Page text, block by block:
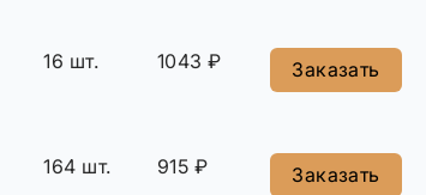
16 шт. 1043 ₽ Заказать
164 шт. 915 ₽ Заказать